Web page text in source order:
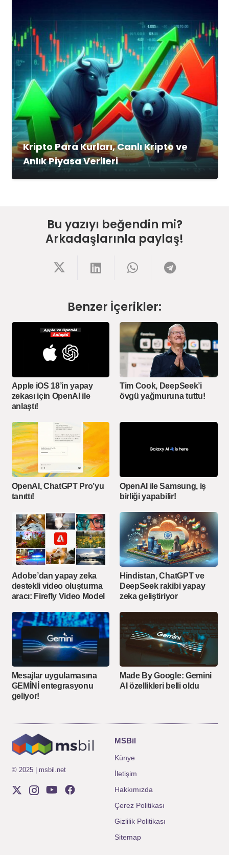
Kripto Para Kurları, Canlı Kripto ve
Anlık Piyasa Verileri
Bu yazıyı beğendin mi?
Arkadaşlarınla paylaş!
Benzer İçerikler:
Apple iOS 18’in yapay
zekası için OpenAI ile
anlaştı!
Tim Cook, DeepSeek’i
övgü yağmuruna tuttu!
OpenAI, ChatGPT Pro’yu
tanıttı!
OpenAI ile Samsung, iş
birliği yapabilir!
Adobe’dan yapay zeka
destekli video oluşturma
aracı: Firefly Video Model
Hindistan, ChatGPT ve
DeepSeek rakibi yapay
zeka geliştiriyor
Mesajlar uygulamasına
GEMİNİ entegrasyonu
geliyor!
Made By Google: Gemini
AI özellikleri belli oldu
© 2025 | msbil.net
MSBil
Künye
İletişim
Hakkımızda
Çerez Politikası
Gizlilik Politikası
Sitemap